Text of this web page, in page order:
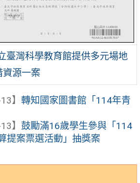
臺灣科學教育館提供多元場地
資源一案
】 轉知國家圖書館「114年青
】 鼓勵滿16歲學生參與「114
提案票選活動」抽獎案